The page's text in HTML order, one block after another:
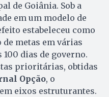
de Goiânia. Sob a
em um modelo de
estabeleceu como
metas em várias
dias de governo.
prioritárias, obtidas
Opção, o
eixos estruturantes.